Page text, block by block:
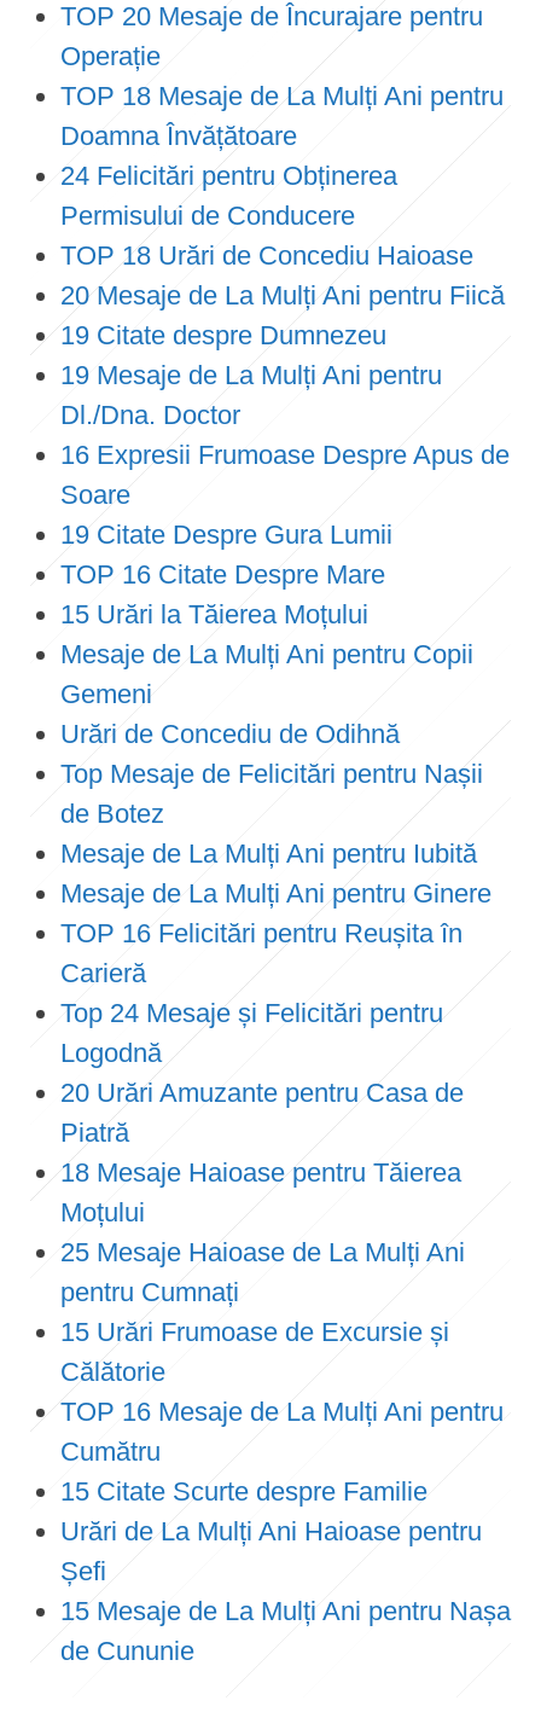
TOP 20 Mesaje de Încurajare pentru
Operație
TOP 18 Mesaje de La Mulți Ani pentru
Doamna Învățătoare
24 Felicitări pentru Obținerea
Permisului de Conducere
TOP 18 Urări de Concediu Haioase
20 Mesaje de La Mulți Ani pentru Fiică
19 Citate despre Dumnezeu
19 Mesaje de La Mulți Ani pentru
Dl./Dna. Doctor
16 Expresii Frumoase Despre Apus de
Soare
19 Citate Despre Gura Lumii
TOP 16 Citate Despre Mare
15 Urări la Tăierea Moțului
Mesaje de La Mulți Ani pentru Copii
Gemeni
Urări de Concediu de Odihnă
Top Mesaje de Felicitări pentru Nașii
de Botez
Mesaje de La Mulți Ani pentru Iubită
Mesaje de La Mulți Ani pentru Ginere
TOP 16 Felicitări pentru Reușita în
Carieră
Top 24 Mesaje și Felicitări pentru
Logodnă
20 Urări Amuzante pentru Casa de
Piatră
18 Mesaje Haioase pentru Tăierea
Moțului
25 Mesaje Haioase de La Mulți Ani
pentru Cumnați
15 Urări Frumoase de Excursie și
Călătorie
TOP 16 Mesaje de La Mulți Ani pentru
Cumătru
15 Citate Scurte despre Familie
Urări de La Mulți Ani Haioase pentru
Șefi
15 Mesaje de La Mulți Ani pentru Nașa
de Cununie